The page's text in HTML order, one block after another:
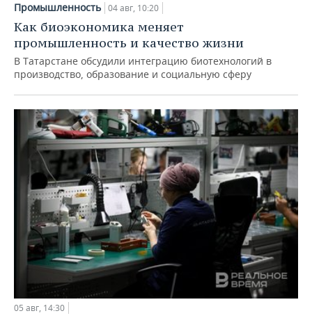
Промышленность 04 авг, 10:20
Как биоэкономика меняет
промышленность и качество жизни
В Татарстане обсудили интеграцию биотехнологий в
производство, образование и социальную сферу
05 авг, 14:30